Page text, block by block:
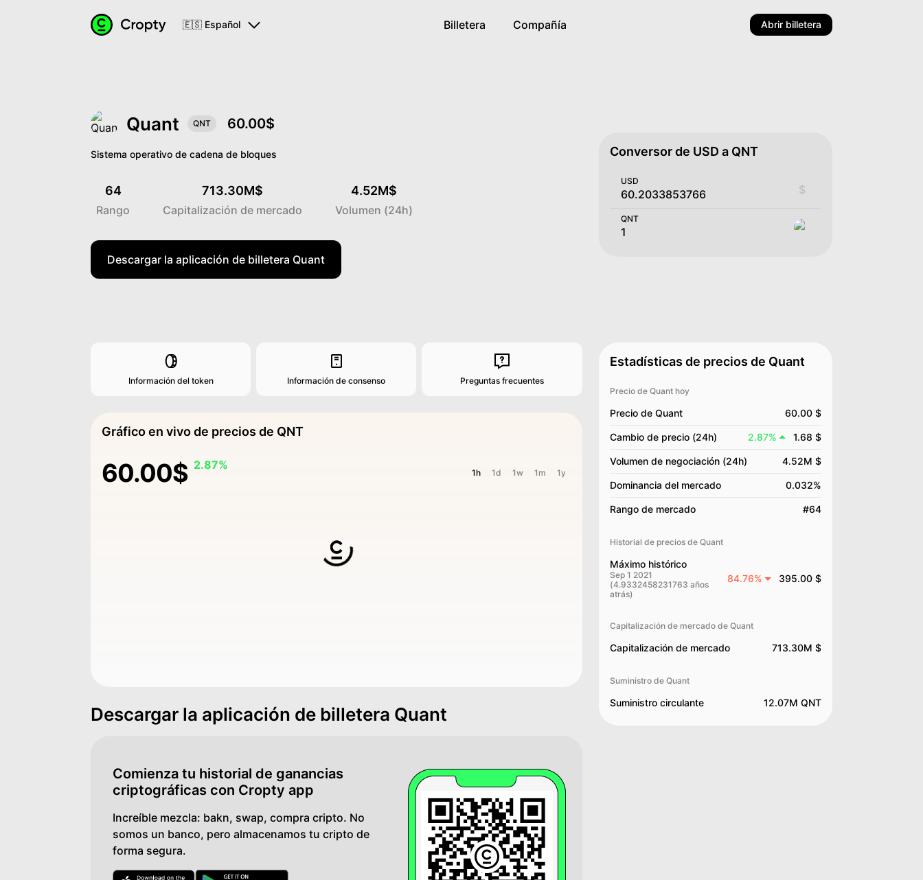
🇪🇸 Español Billetera Compañía Abrir billetera
Quant QNT 60.00$
Sistema operativo de cadena de bloques
64
Rango
713.30M$
Capitalización de mercado
4.52M$
Volumen (24h)
Descargar la aplicación de billetera Quant
Información del token Información de consenso Preguntas frecuentes
Gráfico en vivo de precios de QNT
60.00$ 2.87%
1h 1d 1w 1m 1y
Descargar la aplicación de billetera Quant
Comienza tu historial de ganancias
criptográficas con Cropty app
Increíble mezcla: bakn, swap, compra cripto. No
somos un banco, pero almacenamos tu cripto de
forma segura.
Conversor de USD a QNT
USD
$
QNT
Estadísticas de precios de Quant
Precio de Quant hoy
Precio de Quant 60.00 $
Cambio de precio (24h) 2.87% 1.68 $
Volumen de negociación (24h) 4.52M $
Dominancia del mercado 0.032%
Rango de mercado #64
Historial de precios de Quant
Máximo histórico
Sep 1 2021
(4.9332458231763 años
atrás)
84.76% 395.00 $
Capitalización de mercado de Quant
Capitalización de mercado 713.30M $
Suministro de Quant
Suministro circulante 12.07M QNT